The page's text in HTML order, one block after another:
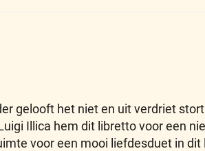
gelooft het niet en uit verdriet
Illica hem dit libretto voor een
voor een mooi liefdesduet in